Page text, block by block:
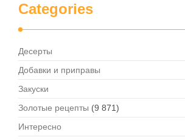
Categories
Десерты
Добавки и приправы
Закуски
Золотые рецепты (9 871)
Интересно